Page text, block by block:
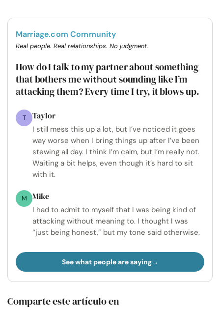
Marriage.com Community
Real people. Real relationships. No judgment.
How do I talk to my partner about something
that bothers mewithout sounding like I’m
attacking them? Every time I try, it blows up.
T Taylor
I still mess this up a lot, but I’ve noticed it goes
way worse when I bring things up after I’ve been
stewing all day. I think I’m calm, but I’m really not.
Waiting a bit helps, even though it’s hard to sit
with it.
M Mike
I had to admit to myself that I was being kind of
attacking without meaning to. I thought I was
“just being honest,” but my tone said otherwise.
See what people are saying
Comparte este artículo en